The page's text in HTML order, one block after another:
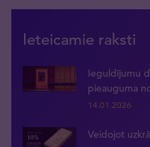
Ieteicamie raksti
Ieguldījumu
pieauguma
14.01.2026
Veidojot